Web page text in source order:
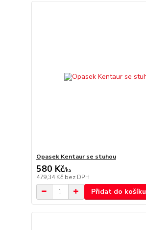
Opasek Kentaur se stuhou
580 Kč/ks
479,34 Kč bez DPH
Přidat do košíku